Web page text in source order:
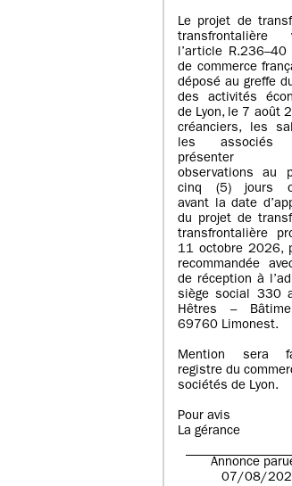
Le projet de
l’article R.236–40
de commerce
déposé au greffe
des activités
de Lyon, le 7 août
créanciers, les
les associés
présenter
observations au
cinq (5) jours
avant la date
du projet de
transfrontalière
11 octobre 2026,
recommandée
de réception à
siège social 330
Hêtres –
69760 Limonest.
Mention sera
registre du
sociétés de Lyon.
Pour avis
La gérance
Annonce
07/08/